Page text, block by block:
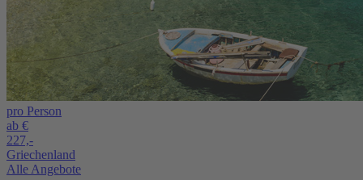
pro Person
ab €
227,-
Griechenland
Alle Angebote